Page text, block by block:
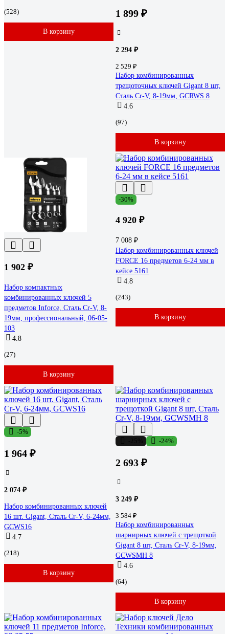
(528)
В корзину
1 899 ₽
2 294 ₽
2 529 ₽
Набор комбинированных
трещоточных ключей Gigant 8 шт,
Сталь Cr-V, 8-19мм, GCRWS 8
4.6
(97)
В корзину
1 902 ₽
Набор компактных
комбинированных ключей 5
предметов Inforce, Сталь Cr-V, 8-
19мм, профессиональный, 06-05-
103
4.8
(27)
В корзину
-30%
4 920 ₽
7 008 ₽
Набор комбинированных ключей
FORCE 16 предметов 6-24 мм в
кейсе 5161
4.8
(243)
В корзину
-5%
1 964 ₽
2 074 ₽
Набор комбинированных ключей
16 шт. Gigant, Сталь Cr-V, 6-24мм,
GCWS16
4.7
(218)
В корзину
-24%
2 693 ₽
3 249 ₽
3 584 ₽
Набор комбинированных
шарнирных ключей с трещоткой
Gigant 8 шт, Сталь Cr-V, 8-19мм,
GCWSMH 8
4.6
(64)
В корзину